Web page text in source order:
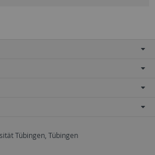
Tübingen, Tübingen